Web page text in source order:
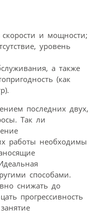
и мощности;
уровень
а также
(как
последних двух,
Так ли
работы необходимы
способами.
снижать до
прогрессивность